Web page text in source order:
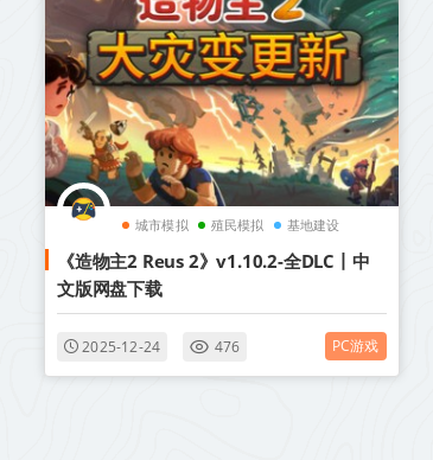
城市模拟 殖民模拟 基地建设
《造物主2 Reus 2》v1.10.2-全DLC丨中
文版网盘下载
2025-12-24 476 PC游戏